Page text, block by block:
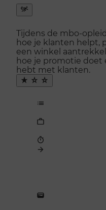
Snel
naar
menu
openen
Tijdens de mbo-
hoe je klanten helpt,
een winkel
hoe je promotie doet
hebt met klanten.
Maak
favoriet